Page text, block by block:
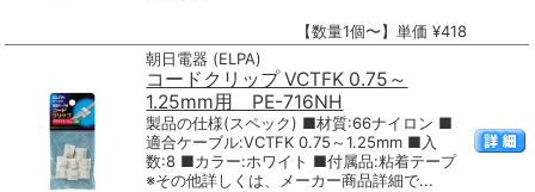
【数量1個〜】単価 ¥418
朝日電器 (ELPA)
コードクリップ VCTFK 0.75～
1.25mm用 PE-716NH
製品の仕様(スペック) ■材質:66ナイロン ■
適合ケーブル:VCTFK 0.75～1.25mm ■入
数:8 ■カラー:ホワイト ■付属品:粘着テープ
※その他詳しくは、メーカー商品詳細で...